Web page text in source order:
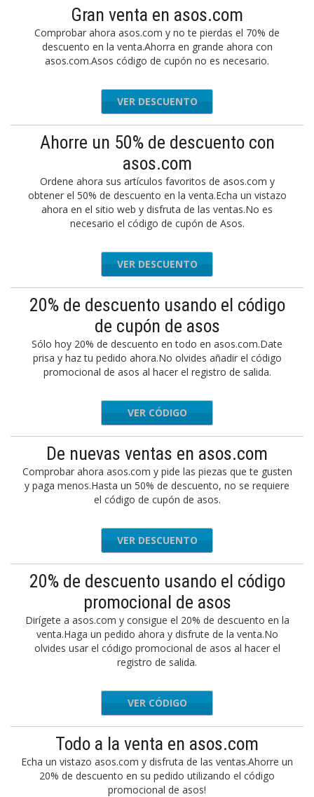
Gran venta en asos.com
Comprobar ahora asos.com y no te pierdas el 70% de
descuento en la venta.Ahorra en grande ahora con
asos.com.Asos código de cupón no es necesario.
VER DESCUENTO
Ahorre un 50% de descuento con
asos.com
Ordene ahora sus artículos favoritos de asos.com y
obtener el 50% de descuento en la venta.Echa un vistazo
ahora en el sitio web y disfruta de las ventas.No es
necesario el código de cupón de Asos.
VER DESCUENTO
20% de descuento usando el código
de cupón de asos
Sólo hoy 20% de descuento en todo en asos.com.Date
prisa y haz tu pedido ahora.No olvides añadir el código
promocional de asos al hacer el registro de salida.
TREAT
VER CÓDIGO
De nuevas ventas en asos.com
Comprobar ahora asos.com y pide las piezas que te gusten
y paga menos.Hasta un 50% de descuento, no se requiere
el código de cupón de asos.
VER DESCUENTO
20% de descuento usando el código
promocional de asos
Dirígete a asos.com y consigue el 20% de descuento en la
venta.Haga un pedido ahora y disfrute de la venta.No
olvides usar el código promocional de asos al hacer el
registro de salida.
HAPPY20
VER CÓDIGO
Todo a la venta en asos.com
Echa un vistazo asos.com y disfruta de las ventas.Ahorre un
20% de descuento en su pedido utilizando el código
promocional de asos!